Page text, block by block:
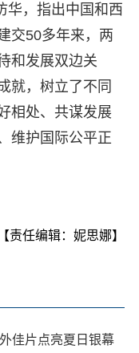
华，指出中国和西
交50多年来，两
和发展双边关
就，树立了不同
相处、共谋发展
维护国际公平正
【责任编辑：妮思娜】
佳片点亮夏日银幕